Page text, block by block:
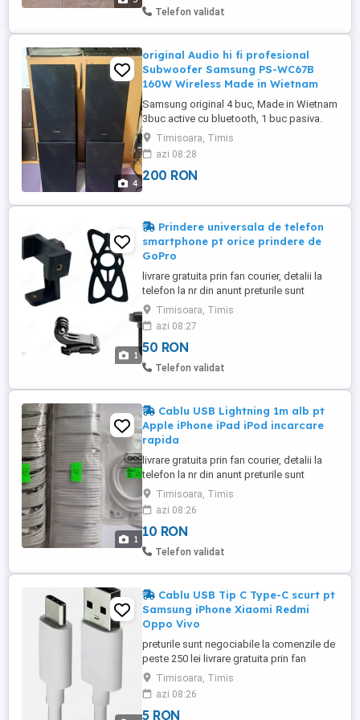
autonom fara curent, cu acumulatorul
Telefon validat
4
original Audio hi fi profesional
Subwoofer Samsung PS-WC67B
160W Wireless Made in Wietnam
Samsung original 4 buc, Made in Wietnam
3buc active cu bluetooth, 1 buc pasiva.
Pret bucata subwoofer activ = 200 Lei Pret
bucata subwoofer pasiv = 150 Lei
ATENTIE ! Cele Wireless Bluetooth se
conecteaza DOAR cu sistemele Soundbar
NU se conecteaza la telefon ...
Timisoara, Timis
azi 08:28
200 RON
1
Prindere universala de telefon
smartphone pt orice prindere de
GoPro
livrare gratuita prin fan courier, detalii la
telefon la nr din anunt preturile sunt
negociabile la comenzile de peste 250 lei
toate produsele sunt noi prindere
universala de telefon smartphone pentru
orice prindere pentru camerele Gopro sau
pt alte camere de actiune 5 piese
Timisoara, Timis
azi 08:27
50 RON
Telefon validat
1
Cablu USB Lightning 1m alb pt
Apple iPhone iPad iPod incarcare
rapida
livrare gratuita prin fan courier, detalii la
telefon la nr din anunt preturile sunt
negociabile la comenzile de peste 250 lei
3 modele toate produsele sunt noi 10 lei
bucata cablu USB Lightning 1m alb pt
Apple iPhone iPad iPod 1 metru, alb cablu
cu o mufa USB si cu o mufa Lightning pt
Timisoara, Timis
azi 08:26
10 RON
Telefon validat
Cablu USB Tip C Type-C scurt pt
Samsung iPhone Xiaomi Redmi
Oppo Vivo
preturile sunt negociabile la comenzile de
peste 250 lei livrare gratuita prin fan
courier, detalii la telefon la nr din anunt
toate produsele sunt noi cablu cu o mufa
USB si cu o mufa USB Type-C Tip C
microUSB fara incarcare rapida USB
Timisoara, Timis
azi 08:26
5 RON